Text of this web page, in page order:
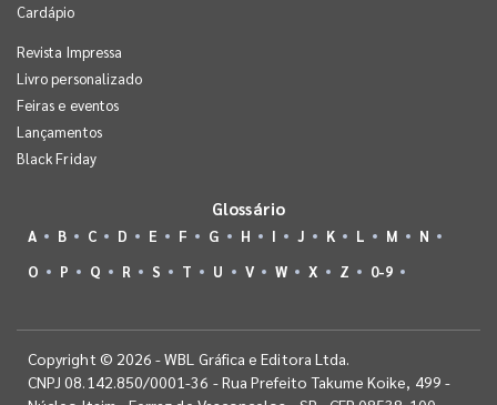
Cardápio
Revista Impressa
Livro personalizado
Feiras e eventos
Lançamentos
Black Friday
Glossário
A B C D E F G H I J K L M
N
O
P Q R S T U V W X Z 0-9
Copyright © 2026 - WBL Gráfica e Editora Ltda.
CNPJ 08.142.850/0001-36 - Rua Prefeito Takume Koike, 499 -